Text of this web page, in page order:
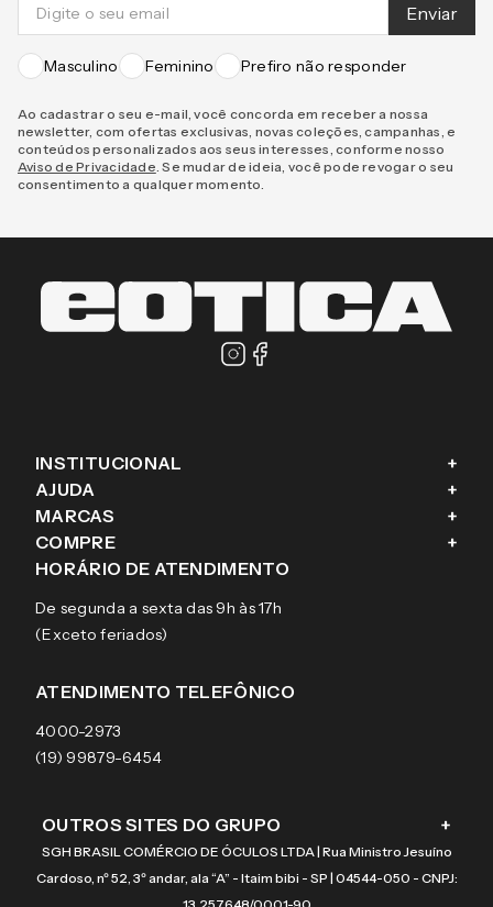
Enviar
Masculino Feminino Prefiro não responder
Ao cadastrar o seu e-mail, você concorda em receber a nossa
newsletter, com ofertas exclusivas, novas coleções, campanhas, e
conteúdos personalizados aos seus interesses, conforme nosso
Aviso de Privacidade . Se mudar de ideia, você pode revogar o seu
consentimento a qualquer momento.
INSTITUCIONAL +
Sobre a eÓtica
Aviso de privacidade
Termos e condições de uso
AJUDA +
Trocas e Devoluções
Pagamentos
Garantias
MARCAS +
Ray-Ban
Tecnol
Arnette
Burberry
COMPRE +
Óculos de sol
Lentes de contato
HORÁRIO DE ATENDIMENTO
De segunda a sexta das 9h às 17h
(Exceto feriados)
ATENDIMENTO TELEFÔNICO
4000-2973
(19) 99879-6454
OUTROS SITES DO GRUPO +
SGH BRASIL COMÉRCIO DE ÓCULOS LTDA | Rua Ministro Jesuíno
Cardoso, nº 52, 3º andar, ala “A” - Itaim bibi - SP | 04544-050 - CNPJ: